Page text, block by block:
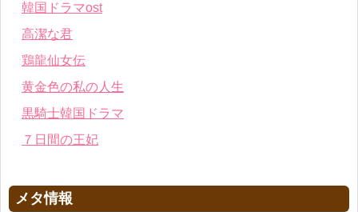
韓国ドラマost
高潔な君
鶏龍仙女伝
黄金色の私の人生
黒騎士韓国ドラマ
７日間の王妃
メタ情報